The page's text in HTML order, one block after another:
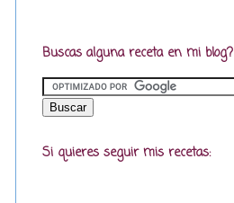
Buscas alguna receta en mi blog?
Si quieres seguir mis recetas: